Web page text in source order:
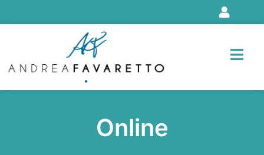
al
Online